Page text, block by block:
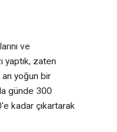
ve
yaptık, zaten
an yoğun bir
günde 300
kadar çıkartarak